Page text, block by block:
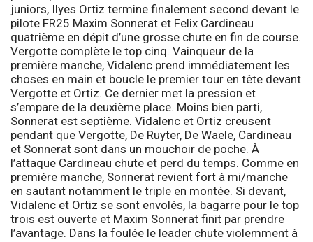
juniors, Ilyes Ortiz termine finalement second devant le
pilote FR25 Maxim Sonnerat et Felix Cardineau
quatrième en dépit d’une grosse chute en fin de course.
Vergotte complète le top cinq. Vainqueur de la
première manche, Vidalenc prend immédiatement les
choses en main et boucle le premier tour en tête devant
Vergotte et Ortiz. Ce dernier met la pression et
s’empare de la deuxième place. Moins bien parti,
Sonnerat est septième. Vidalenc et Ortiz creusent
pendant que Vergotte, De Ruyter, De Waele, Cardineau
et Sonnerat sont dans un mouchoir de poche. À
l’attaque Cardineau chute et perd du temps. Comme en
première manche, Sonnerat revient fort à mi/manche
en sautant notamment le triple en montée. Si devant,
Vidalenc et Ortiz se sont envolés, la bagarre pour le top
trois est ouverte et Maxim Sonnerat finit par prendre
l’avantage. Dans la foulée le leader chute violemment à